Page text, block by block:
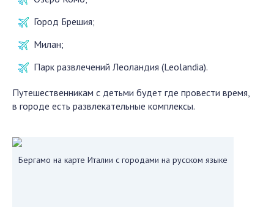
Город Брешия;
Милан;
Парк развлечений Леоландия (Leolandia).
Путешественникам с детьми будет где провести время,
в городе есть развлекательные комплексы.
Бергамо на карте Италии с городами на русском языке